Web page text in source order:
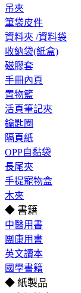
吊夾
筆袋皮件
資料夾 /資料袋
收納袋(紙盒)
磁膠套
手冊內頁
置物籃
活頁筆記夾
鑰匙圈
隔頁紙
OPP自黏袋
長尾夾
手提寵物盒
木夾
◆ 書籍
中醫用書
團康用書
英文讀本
國學書籍
◆ 紙製品